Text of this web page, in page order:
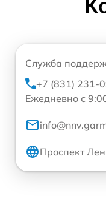
Служба
+7 (831) 231-
Ежедневно с
Проспект